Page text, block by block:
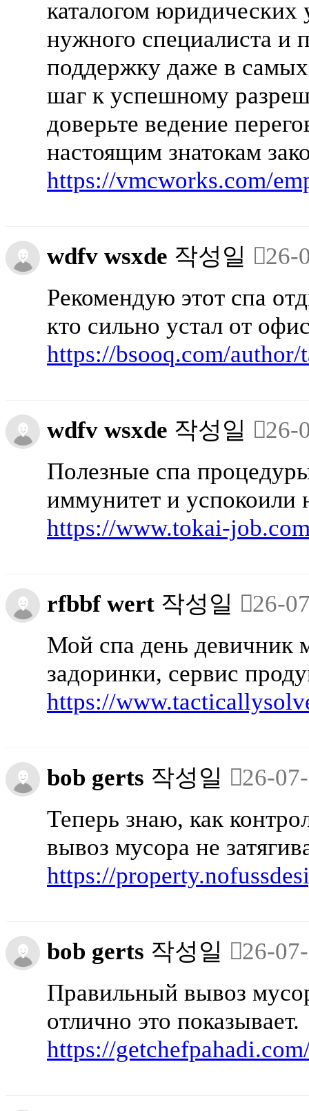
каталогом юридических
нужного специалиста и
поддержку даже в
шаг к успешному
доверьте ведение
настоящим знатокам
https://vmcworks.com/
wdfv wsxde 작성일
26-
Рекомендую этот спа
кто сильно устал от
https://bsooq.com/
wdfv wsxde 작성일
26-
Полезные спа
иммунитет и успокоили
https://www.tokai-
rfbbf wert 작성일
26-
Мой спа день девичник
задоринки, сервис
https://
bob gerts 작성일
26-
Теперь знаю, как
вывоз мусора не
https://
bob gerts 작성일
26-
Правильный вывоз
отлично это показывает.
https://